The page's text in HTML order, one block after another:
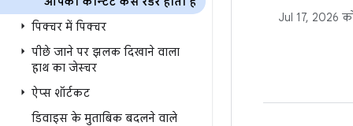
पिक्चर में पिक्चर
पीछे जाने पर झलक दिखाने वाला
हाथ का जेस्चर
ऐप्स शॉर्टकट
डिवाइस के मुताबिक बदलने वाले
और
ऐल्फ़ा कंट्रोल,
Jul 17, 2026